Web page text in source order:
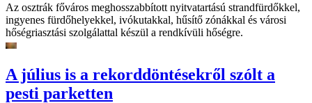
Az osztrák főváros meghosszabbított nyitvatartású strandfürdőkkel,
ingyenes fürdőhelyekkel, ivókutakkal, hűsítő zónákkal és városi
hőségriasztási szolgálattal készül a rendkívüli hőségre.
A július is a rekorddöntésekről szólt a
pesti parketten